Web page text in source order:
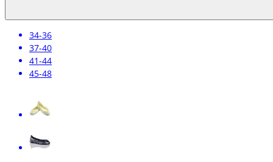
34-36
37-40
41-44
45-48